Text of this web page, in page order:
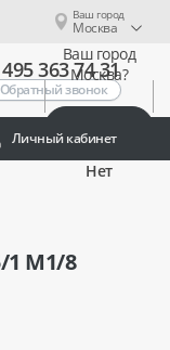
Ваш город
Москва
Ваш город
Москва?
Нет
363 74 31
Обратный звонок
Личный кабинет
1 М1/8